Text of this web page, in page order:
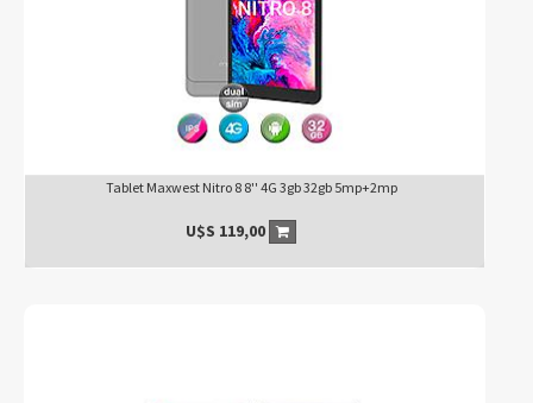
Tablet Maxwest Nitro 8 8'' 4G 3gb 32gb 5mp+2mp
U$S 119,00